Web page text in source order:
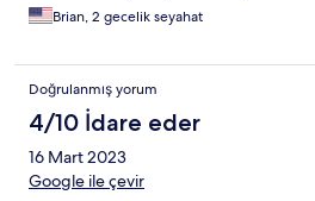
Brian, 2 gecelik seyahat
Doğrulanmış yorum
4/10 İdare eder
16 Mart 2023
Google ile çevir